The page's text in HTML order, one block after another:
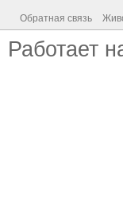
Обратная связь
Работает